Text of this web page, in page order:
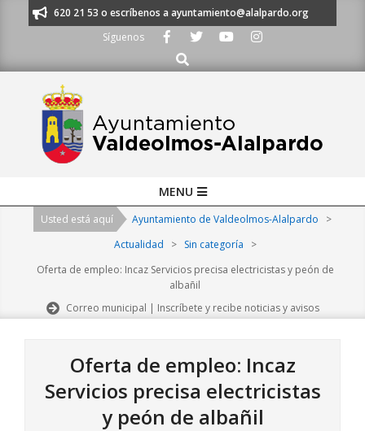
al 91 620 21 53 o escríbenos a ayuntamiento@alalpardo.org
Síguenos
Buscar
Navigation
MENU
Usted está aquí Ayuntamiento de Valdeolmos-Alalpardo
>
Actualidad
> Sin categoría
>
Oferta de empleo: Incaz Servicios precisa electricistas y peón de
albañil
Correo municipal | Inscríbete y recibe noticias y avisos
Oferta de empleo: Incaz
Servicios precisa electricistas
y peón de albañil